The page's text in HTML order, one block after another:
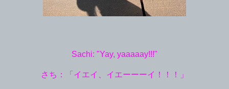
Sachi: "Yay, yaaaaay!!!"
さち：「イエイ、イエーーーイ！！！」